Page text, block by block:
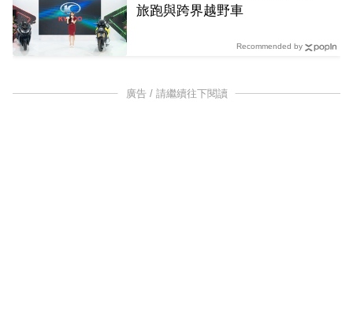
旅跑與跨界越野車
Recommended by
廣告 / 請繼續往下閱讀